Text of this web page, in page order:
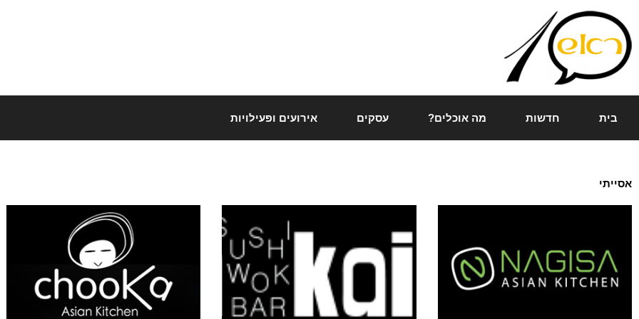
לתוכן
בית חדשות מה אוכלים? עסקים אירועים ופעילויות
אסייתי